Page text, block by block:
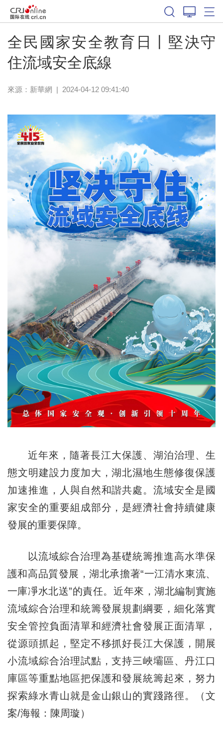
全民國家安全教育日丨堅決守
住流域安全底線
來源： 新華網 | 2024-04-12 09:41:40
近年來，隨著長江大保護、湖泊治理、生
態文明建設力度加大，湖北濕地生態修復保護
加速推進，人與自然和諧共處。流域安全是國
家安全的重要組成部分，是經濟社會持續健康
發展的重要保障。
以流域綜合治理為基礎統籌推進高水準保
護和高品質發展，湖北承擔著“一江清水東流、
一庫凈水北送”的責任。近年來，湖北編制實施
流域綜合治理和統籌發展規劃綱要，細化落實
安全管控負面清單和經濟社會發展正面清單，
從源頭抓起，堅定不移抓好長江大保護，開展
小流域綜合治理試點，支持三峽壩區、丹江口
庫區等重點地區把保護和發展統籌起來，努力
探索綠水青山就是金山銀山的實踐路徑。（文
案/海報：陳周璇）